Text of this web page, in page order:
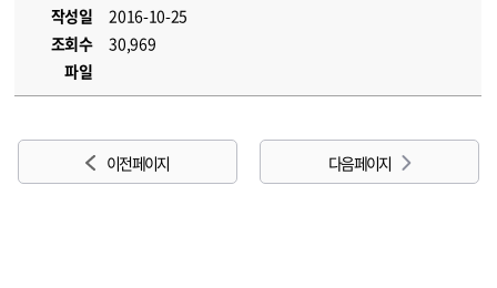
작성일
2016-10-25
조회수
30,969
파일
이전 페이지 다음 페이지